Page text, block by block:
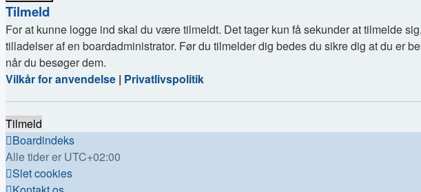
Tilmeld
For at kunne logge ind skal du være tilmeldt. Det tager kun få sekunder at tilmelde
tilladelser af en boardadministrator. Før du tilmelder dig bedes du sikre dig at du er
når du besøger dem.
Vilkår for anvendelse | Privatlivspolitik
Tilmeld
Boardindeks
Alle tider er UTC+02:00
Slet cookies